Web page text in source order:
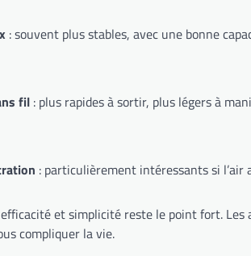
: souvent plus stables, avec une bonne
fil : plus rapides à sortir, plus légers à
: particulièrement intéressants si
et simplicité reste le point fort.
compliquer la vie.